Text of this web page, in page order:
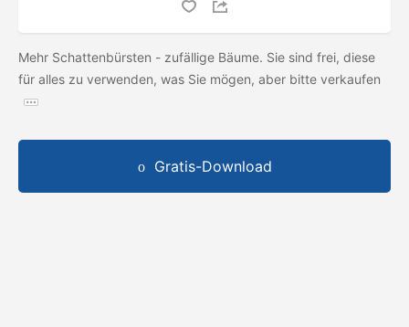
Mehr Schattenbürsten - zufällige Bäume. Sie sind frei, diese
für alles zu verwenden, was Sie mögen, aber bitte verkaufen
Gratis-Download